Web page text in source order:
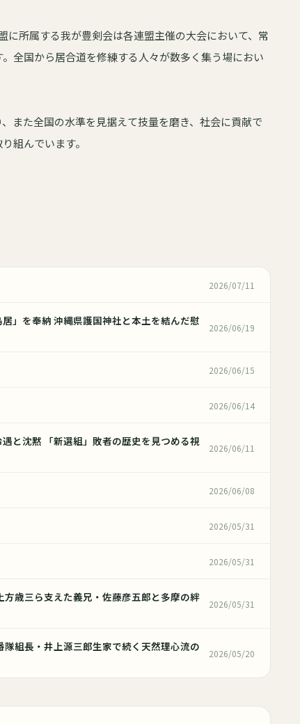
所属する我が豊剣会は各連盟主催の大会において、常
全国から居合道を修練する人々が数多く集う場におい
また全国の水準を見据えて技量を磨き、社会に貢献で
組んでいます。
2026/07/11
」を奉納 沖縄県護国神社と本土を結んだ慰
2026/06/19
2026/06/15
2026/06/14
と沈黙 「新選組」敗者の歴史を見つめる視
2026/06/11
2026/06/08
2026/05/31
2026/05/31
歳三ら支えた義兄・佐藤彦五郎と多摩の絆
2026/05/31
組長・井上源三郎生家で続く天然理心流の
2026/05/20